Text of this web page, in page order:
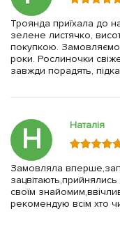
Троянда приїхала до
зелене листячко,
покупкою. Замовляємо
роки. Рослиночки
завжди порадять,
Н Наталія
Замовляла
своїм
рекомендую всім хто